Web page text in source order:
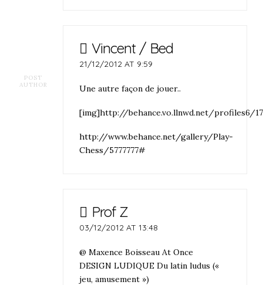
POST
AUTHOR
Vincent / Bed
21/12/2012 AT 9:59
Une autre façon de jouer..
[img]http://behance.vo.llnwd.net/profiles6/
http://www.behance.net/gallery/Play-
Chess/5777777#
Prof Z
03/12/2012 AT 13:48
@ Maxence Boisseau At Once
DESIGN LUDIQUE Du latin ludus («
jeu, amusement »)